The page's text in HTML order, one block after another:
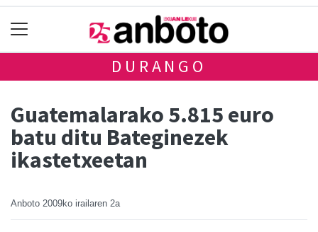
DURANGO
Guatemalarako 5.815 euro
batu ditu Bateginezek
ikastetxeetan
Anboto 2009ko irailaren 2a